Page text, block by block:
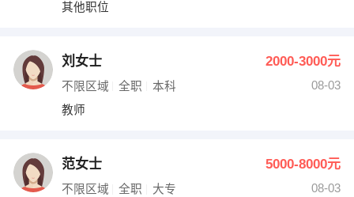
其他职位
刘女士 2000-3000元
不限区域 全职 本科
08-03
教师
范女士 5000-8000元
不限区域 全职 大专
08-03